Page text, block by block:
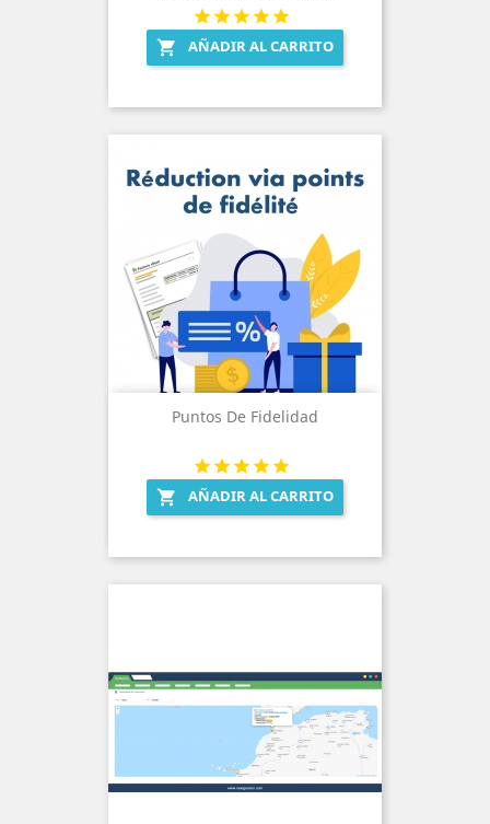
 AÑADIR AL CARRITO
Puntos De Fidelidad
 AÑADIR AL CARRITO